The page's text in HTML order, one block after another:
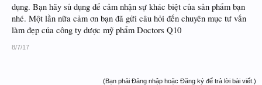
dụng. Bạn hãy sủ dụng để cảm nhận sự khác biệt của sản phẩm bạn
nhé. Một lần nữa cảm ơn bạn đã gửi câu hỏi đến chuyên mục tư vấn
làm đẹp của công ty dược mỹ phẩm Doctors Q10
8/7/17
(Bạn phải Đăng nhập hoặc Đăng ký để trả lời bài viết.)